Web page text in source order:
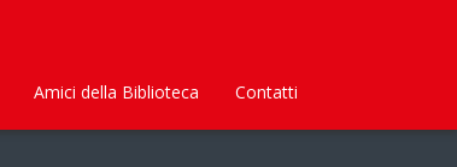
Amici della Biblioteca Contatti